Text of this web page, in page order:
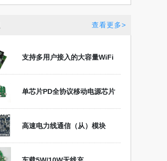
查看更多>
支持多用户接入的大容量WiFi
单芯片PD全协议移动电源芯片
高速电力线通信（从）模块